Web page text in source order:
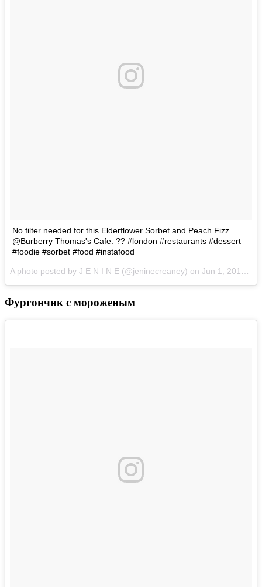
No filter needed for this Elderflower Sorbet and Peach Fizz
@Burberry Thomas's Cafe. ?? #london #restaurants #dessert
#foodie #sorbet #food #instafood
A photo posted by J E N I N E (@jeninecreaney) on Jun 1, 2016 at 8:02am PDT
Фургончик с мороженым